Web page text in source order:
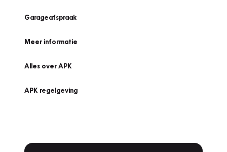
Garageafspraak
Meer informatie
Alles over APK
APK regelgeving